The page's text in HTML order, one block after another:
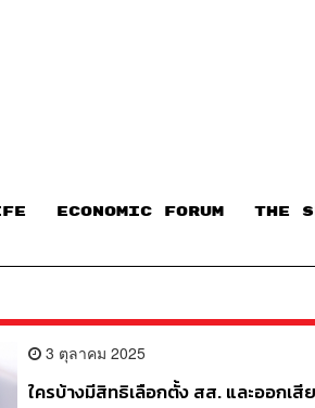
ECONOMIC FORUM THE
3 ตุลาคม 2025
ใครบ้างมีสิทธิเลือกตั้ง สส. และออกเสี